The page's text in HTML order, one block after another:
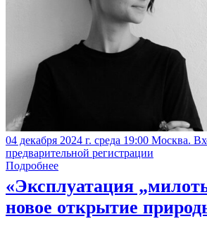
04 декабря 2024 г. среда 19:00 Москва.
предварительной регистрации
Подробнее
«Эксплуатация
новое открытие